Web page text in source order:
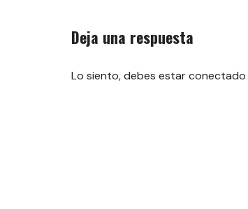
entradas
Deja una respuesta
Lo siento, debes estarconectado